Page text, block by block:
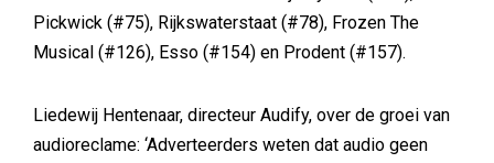
Pickwick (#75), Rijkswaterstaat (#78), Frozen The
Musical (#126), Esso (#154) en Prodent (#157).
Liedewij Hentenaar, directeur Audify, over de groei van
audioreclame: ‘Adverteerders weten dat audio geen